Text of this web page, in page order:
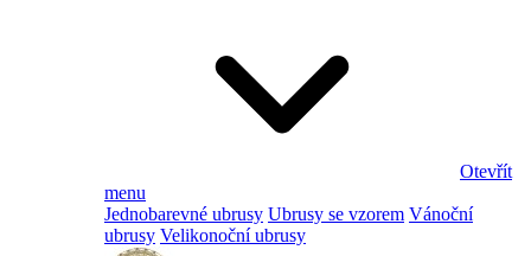
Otevřít
menu
Jednobarevné ubrusy Ubrusy se vzorem Vánoční
ubrusy Velikonoční ubrusy